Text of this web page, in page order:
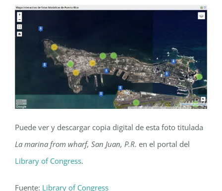
Puede ver y descargar copia digital de esta foto titulada
La marina from wharf, San Juan, P.R. en el portal del
Library of Congress.
Fuente: Library of Congress